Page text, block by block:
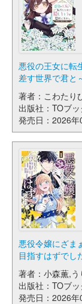
悪役の王女に転
差す世界で君と
著者：こわたり
出版社：TOブッ
発売日：2026年
悪役令嬢にざま
目指すはずでし
著者：小森薫,
出版社：TOブッ
発売日：2026年